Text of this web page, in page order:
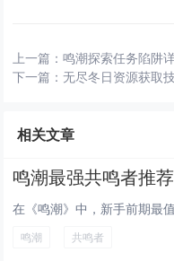
上一篇：鸣潮探索任务陷阱
下一篇：无尽冬日资源获取
相关文章
鸣潮 共鸣者